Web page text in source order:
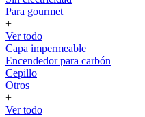
Para gourmet
+
Ver todo
Capa impermeable
Encendedor para carbón
Cepillo
Otros
+
Ver todo